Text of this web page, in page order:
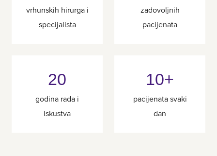
vrhunskih hirurga i
specijalista
zadovoljnih
pacijenata
20
godina rada i
iskustva
10+
pacijenata svaki
dan